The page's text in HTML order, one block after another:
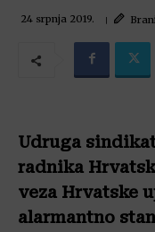
24 srpnja 2019.
Udruga
radnika
veza Hrvatske
alarmantno